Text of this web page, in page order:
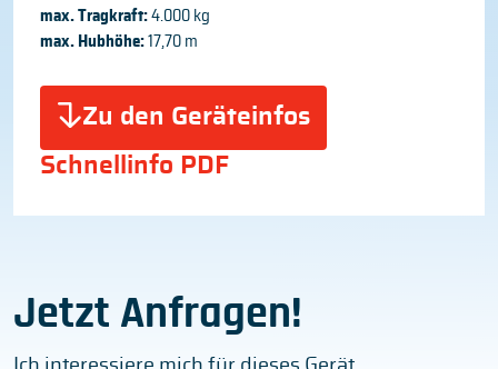
max. Tragkraft:4.000 kg
max. Hubhöhe:17,70 m
Zu den Geräteinfos
Schnellinfo PDF
Jetzt Anfragen!